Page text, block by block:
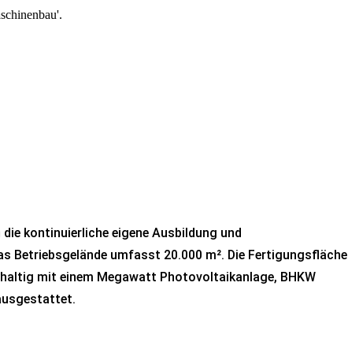
kontinuierliche eigene Ausbildung und
Betriebsgelände umfasst 20.000 m². Die Fertigungsfläche
mit einem Megawatt Photovoltaikanlage, BHKW